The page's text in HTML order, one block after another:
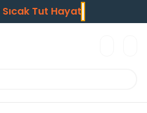
Sıcak Tut Hayatı